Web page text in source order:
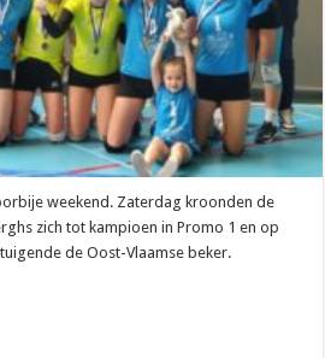
weekend. Zaterdag kroonden de
zich tot kampioen in Promo 1 en op
de Oost-Vlaamse beker.